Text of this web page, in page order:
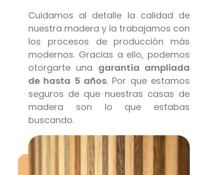
Cuidamos al detalle la calidad de
nuestra madera y la trabajamos con
los procesos de producción más
modernos. Gracias a ello, podemos
otorgarte una garantía ampliada
de hasta 5 años. Por que estamos
seguros de que nuestras casas de
madera son lo que estabas
buscando.